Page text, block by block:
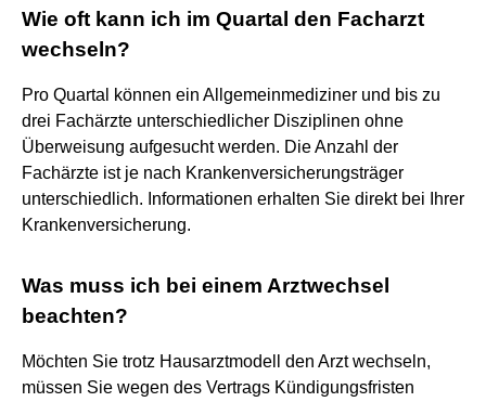
Wie oft kann ich im Quartal den Facharzt
wechseln?
Pro Quartal können ein Allgemeinmediziner und bis zu
drei Fachärzte unterschiedlicher Disziplinen ohne
Überweisung aufgesucht werden. Die Anzahl der
Fachärzte ist je nach Krankenversicherungsträger
unterschiedlich. Informationen erhalten Sie direkt bei Ihrer
Krankenversicherung.
Was muss ich bei einem Arztwechsel
beachten?
Möchten Sie trotz Hausarztmodell den Arzt wechseln,
müssen Sie wegen des Vertrags Kündigungsfristen